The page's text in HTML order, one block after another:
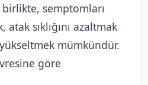
semptomları
sıklığını azaltmak
mümkündür.
göre